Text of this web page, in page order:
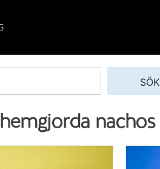
SÖK
hemgjorda nachos